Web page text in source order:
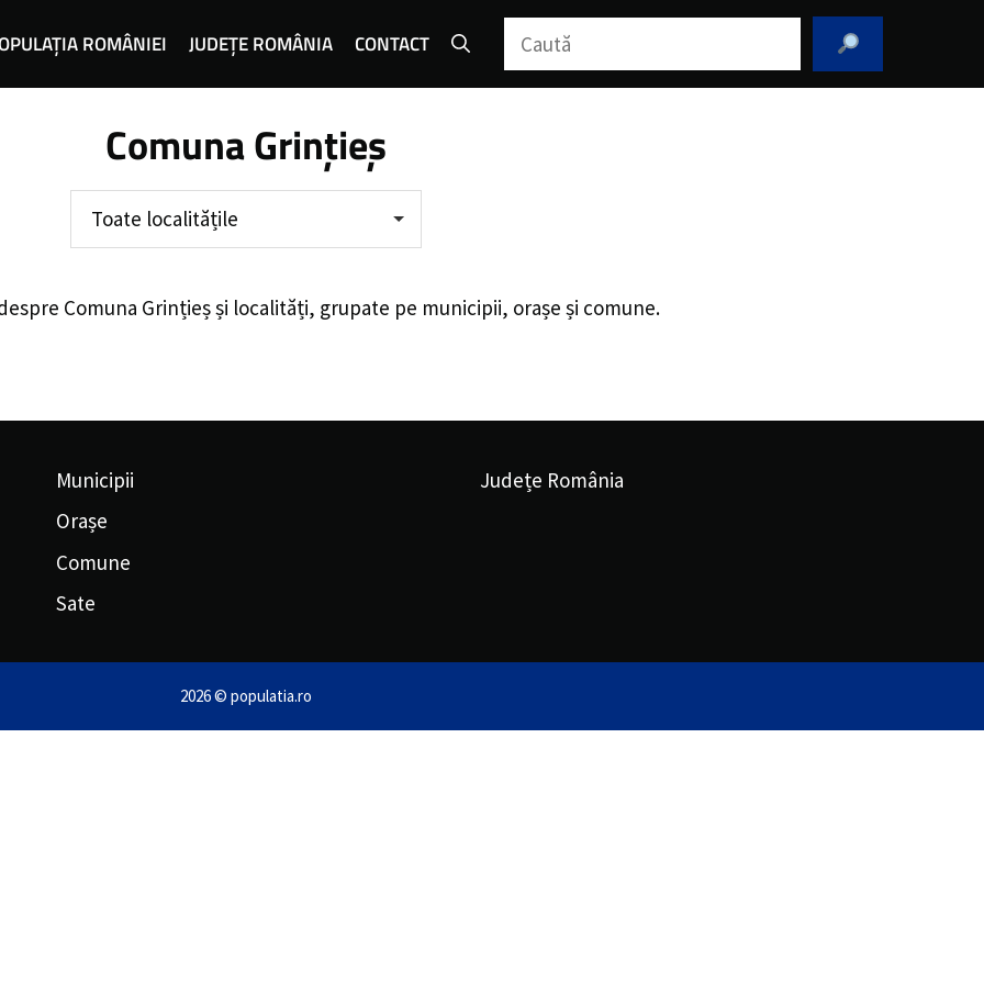
ROMÂNIEI JUDEȚE ROMÂNIA CONTACT Caută
Comuna Grințieș
Toate localitățile
Comuna Grințieșși localități, grupate pe municipii, orașe și comune.
Municipii
Orașe
Comune
Sate
Județe România
2026 © populatia.ro